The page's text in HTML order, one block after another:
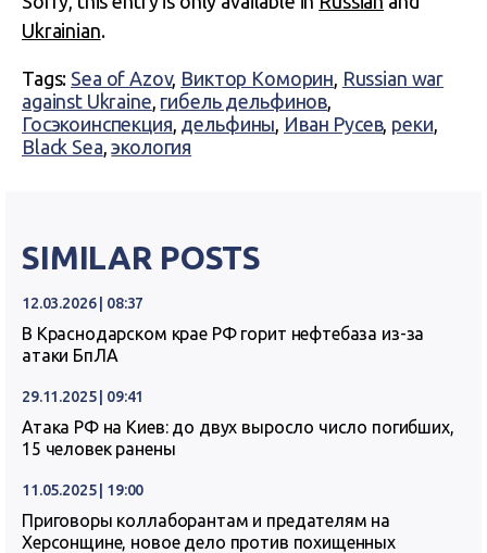
Ukrainian.
Tags: Sea of Azov, Виктор Коморин, Russian war
against Ukraine, гибель дельфинов,
Госэкоинспекция, дельфины, Иван Русев, реки,
Black Sea,экология
SIMILAR POSTS
12.03.2026 | 08:37
В Краснодарском крае РФ горит нефтебаза из-за
атаки БпЛА
29.11.2025 | 09:41
Атака РФ на Киев: до двух выросло число погибших,
15 человек ранены
11.05.2025 | 19:00
Приговоры коллаборантам и предателям на
Херсонщине, новое дело против похищенных